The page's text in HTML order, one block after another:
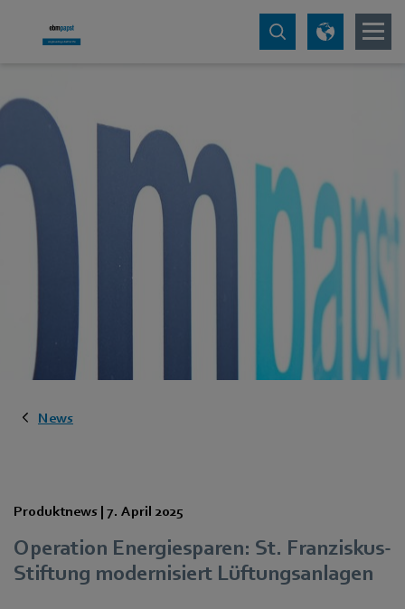
News
Produktnews | 7. April 2025
Operation Energiesparen: St. Franziskus-
Stiftung modernisiert Lüftungsanlagen